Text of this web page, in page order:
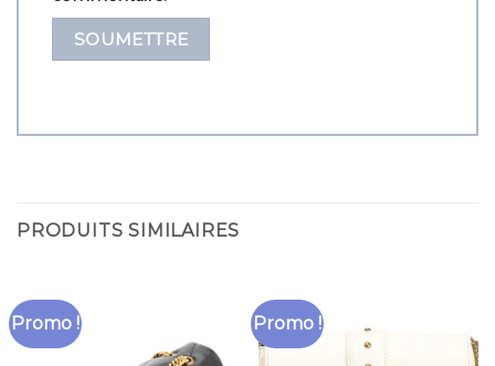
PRODUITS SIMILAIRES
Promo ! Promo !